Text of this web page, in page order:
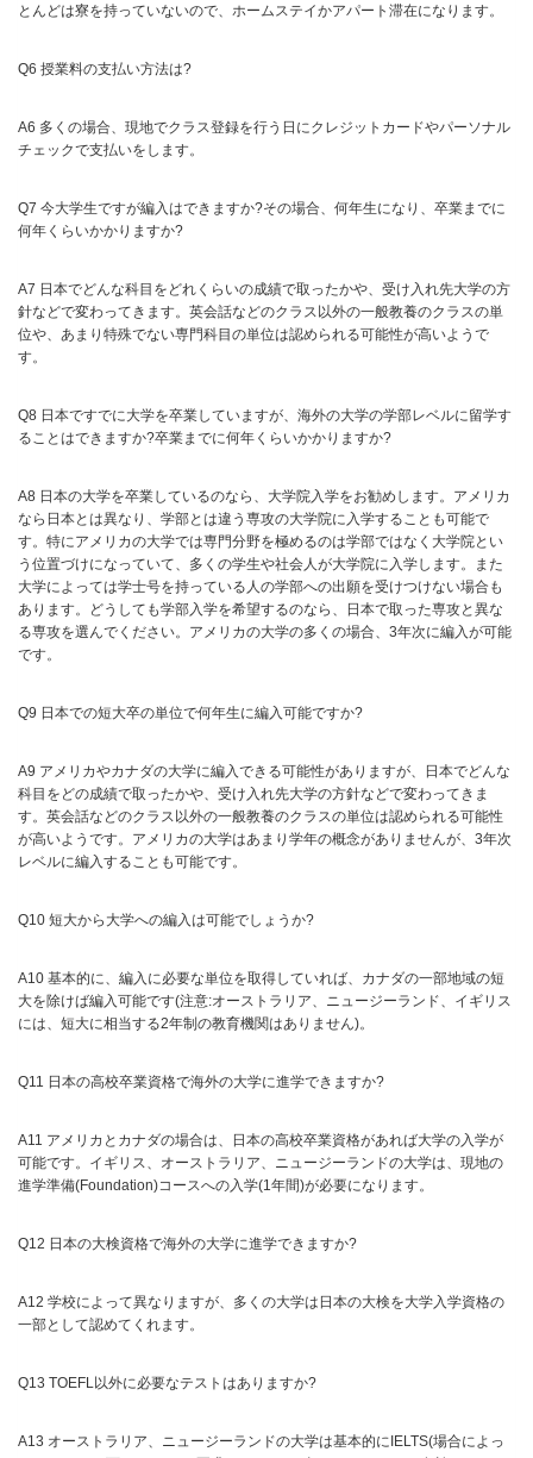
とんどは寮を持っていないので、ホームステイかアパート滞在になります。
Q6 授業料の支払い方法は?
A6 多くの場合、現地でクラス登録を行う日にクレジットカードやパーソナル
チェックで支払いをします。
Q7 今大学生ですが編入はできますか?その場合、何年生になり、卒業までに
何年くらいかかりますか?
A7 日本でどんな科目をどれくらいの成績で取ったかや、受け入れ先大学の方
針などで変わってきます。英会話などのクラス以外の一般教養のクラスの単
位や、あまり特殊でない専門科目の単位は認められる可能性が高いようで
す。
Q8 日本ですでに大学を卒業していますが、海外の大学の学部レベルに留学す
ることはできますか?卒業までに何年くらいかかりますか?
A8 日本の大学を卒業しているのなら、大学院入学をお勧めします。アメリカ
なら日本とは異なり、学部とは違う専攻の大学院に入学することも可能で
す。特にアメリカの大学では専門分野を極めるのは学部ではなく大学院とい
う位置づけになっていて、多くの学生や社会人が大学院に入学します。また
大学によっては学士号を持っている人の学部への出願を受けつけない場合も
あります。どうしても学部入学を希望するのなら、日本で取った専攻と異な
る専攻を選んでください。アメリカの大学の多くの場合、3年次に編入が可能
です。
Q9 日本での短大卒の単位で何年生に編入可能ですか?
A9 アメリカやカナダの大学に編入できる可能性がありますが、日本でどんな
科目をどの成績で取ったかや、受け入れ先大学の方針などで変わってきま
す。英会話などのクラス以外の一般教養のクラスの単位は認められる可能性
が高いようです。アメリカの大学はあまり学年の概念がありませんが、3年次
レベルに編入することも可能です。
Q10 短大から大学への編入は可能でしょうか?
A10 基本的に、編入に必要な単位を取得していれば、カナダの一部地域の短
大を除けば編入可能です(注意:オーストラリア、ニュージーランド、イギリス
には、短大に相当する2年制の教育機関はありません)。
Q11 日本の高校卒業資格で海外の大学に進学できますか?
A11 アメリカとカナダの場合は、日本の高校卒業資格があれば大学の入学が
可能です。イギリス、オーストラリア、ニュージーランドの大学は、現地の
進学準備(Foundation)コースへの入学(1年間)が必要になります。
Q12 日本の大検資格で海外の大学に進学できますか?
A12 学校によって異なりますが、多くの大学は日本の大検を大学入学資格の
一部として認めてくれます。
Q13 TOEFL以外に必要なテストはありますか?
A13 オーストラリア、ニュージーランドの大学は基本的にIELTS(場合によっ